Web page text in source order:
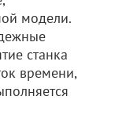
модели.
станка
времени,